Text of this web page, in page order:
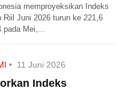
memproyeksikan Indeks
Riil Juni 2026 turun ke 221,6
Mei,...
• 11 Juni 2026
Indeks